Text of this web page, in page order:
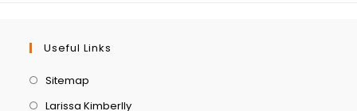
Useful Links
Sitemap
Larissa Kimberlly